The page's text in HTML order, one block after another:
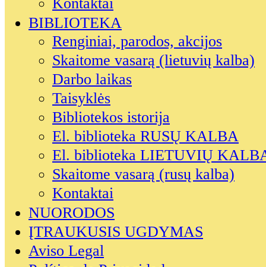
BIBLIOTEKA
Renginiai, parodos, akcijos
Skaitome vasarą (lietuvių kalba)
Darbo laikas
Taisyklės
Bibliotekos istorija
El. biblioteka RUSŲ KALBA
El. biblioteka LIETUVIŲ
Skaitome vasarą (rusų kalba)
Kontaktai
NUORODOS
ĮTRAUKUSIS UGDYMAS
Aviso Legal